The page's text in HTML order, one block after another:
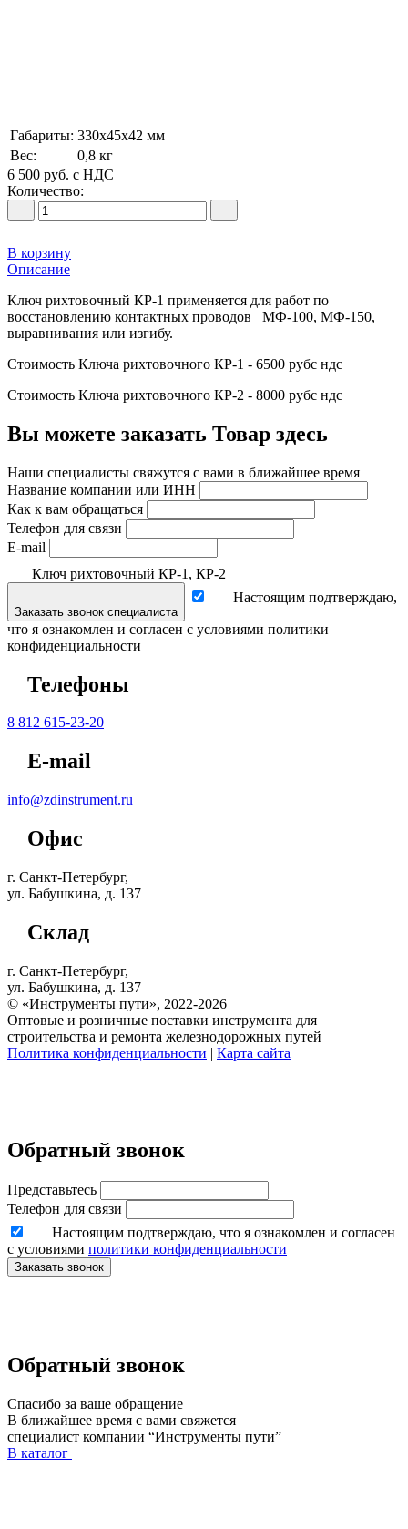
Габариты: 330х45х42 мм
Вес:
0,8 кг
6 500 руб. с НДС
Количество:
В корзину
Описание
Ключ рихтовочный КР-1 применяется для работ по
восстановлению контактных проводов МФ-100, МФ-150,
выравнивания или изгибу.
Стоимость Ключа рихтовочного КР-1 - 6500 рубс ндс
Стоимость Ключа рихтовочного КР-2 - 8000 рубс ндс
Вы можете заказать Товар здесь
Наши специалисты свяжутся с вами в ближайшее время
Название компании или ИНН
Как к вам обращаться
Телефон для связи
E-mail
Ключ рихтовочный КР-1, КР-2
Заказать звонок специалиста
Настоящим подтверждаю,
что я ознакомлен и согласен с условиями политики
конфиденциальности
Телефоны
8 812 615-23-20
E-mail
info@zdinstrument.ru
Офис
г. Санкт-Петербург,
ул. Бабушкина, д. 137
Склад
г. Санкт-Петербург,
ул. Бабушкина, д. 137
© «Инструменты пути», 2022-2026
Оптовые и розничные поставки инструмента для
строительства и ремонта железнодорожных путей
Политика конфиденциальности | Карта сайта
Обратный звонок
Представьтесь
Телефон для связи
Настоящим подтверждаю, что я ознакомлен и согласен
с условиями политики конфиденциальности
Заказать звонок
Обратный звонок
Спасибо за ваше обращение
В ближайшее время с вами свяжется
специалист компании “Инструменты пути”
В каталог